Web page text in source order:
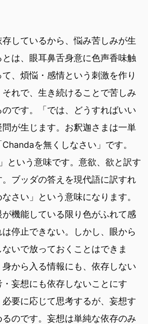
しているから、悩み苦しみが生
とは、眼耳鼻舌身意に色声香味触
、煩悩・感情という刺激を作り
れで、生き続けることで苦しみ
です。「では、どうすればいい
が生じます。お釈迦さまは一単
を無くしなさい」です。
という意味です。意欲、欲と訳す
ブッダの答えを現代語に訳すれ
さい」という意味になります。
が機能している限り色がふれて感
は停止できない。しかし、眼から
いで放っておくことはできま
から入る情報にも、依存しない
妄想にも依存しないことにす
要に応じて思考するが、妄想す
のです。妄想は単純な依存のみ